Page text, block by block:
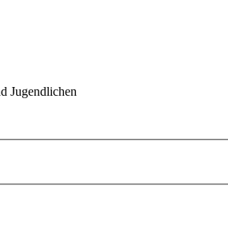
Jugendlichen